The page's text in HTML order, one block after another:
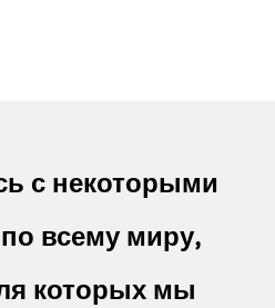
с некоторыми
всему миру,
которых мы